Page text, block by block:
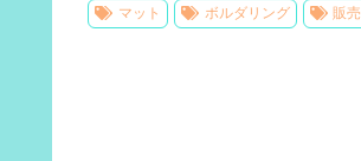
マット ボルダリング 販売